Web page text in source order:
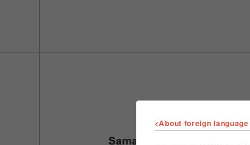
<About foreign